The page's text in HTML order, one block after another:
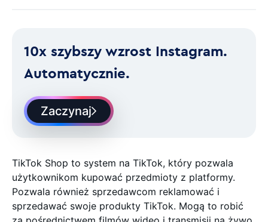
10x szybszy wzrost Instagram.
Automatycznie.
Zaczynaj
TikTok Shop to system na TikTok, który pozwala
użytkownikom kupować przedmioty z platformy.
Pozwala również sprzedawcom reklamować i
sprzedawać swoje produkty TikTok. Mogą to robić